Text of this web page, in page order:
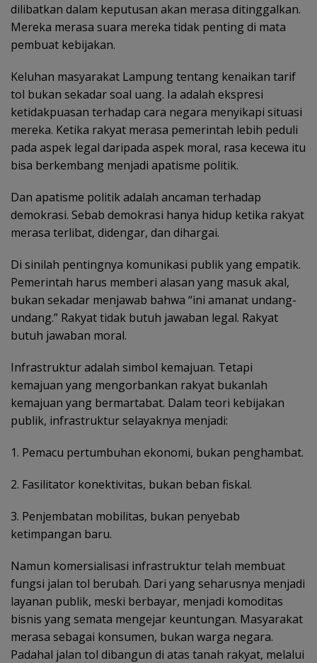
dilibatkan dalam keputusan akan merasa ditinggalkan.
Mereka merasa suara mereka tidak penting di mata
pembuat kebijakan.
Keluhan masyarakat Lampung tentang kenaikan tarif
tol bukan sekadar soal uang. Ia adalah ekspresi
ketidakpuasan terhadap cara negara menyikapi situasi
mereka. Ketika rakyat merasa pemerintah lebih peduli
pada aspek legal daripada aspek moral, rasa kecewa itu
bisa berkembang menjadi apatisme politik.
Dan apatisme politik adalah ancaman terhadap
demokrasi. Sebab demokrasi hanya hidup ketika rakyat
merasa terlibat, didengar, dan dihargai.
Di sinilah pentingnya komunikasi publik yang empatik.
Pemerintah harus memberi alasan yang masuk akal,
bukan sekadar menjawab bahwa “ini amanat undang-
undang.” Rakyat tidak butuh jawaban legal. Rakyat
butuh jawaban moral.
Infrastruktur adalah simbol kemajuan. Tetapi
kemajuan yang mengorbankan rakyat bukanlah
kemajuan yang bermartabat. Dalam teori kebijakan
publik, infrastruktur selayaknya menjadi:
1. Pemacu pertumbuhan ekonomi, bukan penghambat.
2. Fasilitator konektivitas, bukan beban fiskal.
3. Penjembatan mobilitas, bukan penyebab
ketimpangan baru.
Namun komersialisasi infrastruktur telah membuat
fungsi jalan tol berubah. Dari yang seharusnya menjadi
layanan publik, meski berbayar, menjadi komoditas
bisnis yang semata mengejar keuntungan. Masyarakat
merasa sebagai konsumen, bukan warga negara.
Padahal jalan tol dibangun di atas tanah rakyat, melalui